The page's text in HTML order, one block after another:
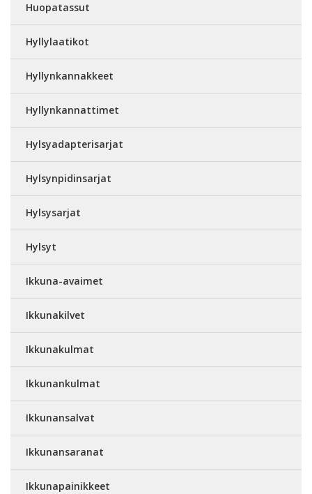
Huopatassut
Hyllylaatikot
Hyllynkannakkeet
Hyllynkannattimet
Hylsyadapterisarjat
Hylsynpidinsarjat
Hylsysarjat
Hylsyt
Ikkuna-avaimet
Ikkunakilvet
Ikkunakulmat
Ikkunankulmat
Ikkunansalvat
Ikkunansaranat
Ikkunapainikkeet